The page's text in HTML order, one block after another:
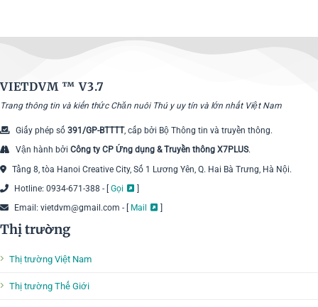
VIETDVM ™V3.7
Trang thông tin và kiến thức Chăn nuôi Thú y uy tín và lớn nhất Việt Nam
Giấy phép số 391/GP-BTTTT, cấp bởi Bộ Thông tin và truyền thông.
Vận hành bởi Công ty CP Ứng dụng & Truyền thông X7PLUS.
Tầng 8, tòa Hanoi Creative City, Số 1 Lương Yên, Q. Hai Bà Trưng, Hà Nội.
Hotline: 0934-671-388 - [ Gọi
]
Email: vietdvm@gmail.com - [
Mail
Thị trường
Thị trường Việt Nam
Thị trường Thế Giới